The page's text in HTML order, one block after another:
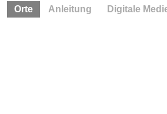
Orte Anleitung Digitale